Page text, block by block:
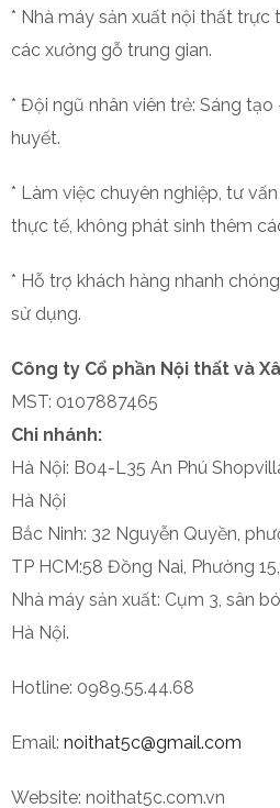
* Nhà máy sản xuất nội thất trực
các xưởng gỗ trung gian.
* Đội ngũ nhân viên trẻ: Sáng
huyết.
* Làm việc chuyên nghiệp, tư
thực tế, không phát sinh thêm
* Hỗ trợ khách hàng nhanh
sử dụng.
Công ty Cổ phần Nội thất và
MST: 0107887465
Chi nhánh:
Hà Nội: B04-L35 An Phú
Hà Nội
Bắc Ninh: 32 Nguyễn Quyền,
TP HCM:58 Đồng Nai, Phường
Nhà máy sản xuất: Cụm 3, sân
Hà Nội.
Hotline: 0989.55.44.68
Email: noithat5c@gmail.com
Website: noithat5c.com.vn